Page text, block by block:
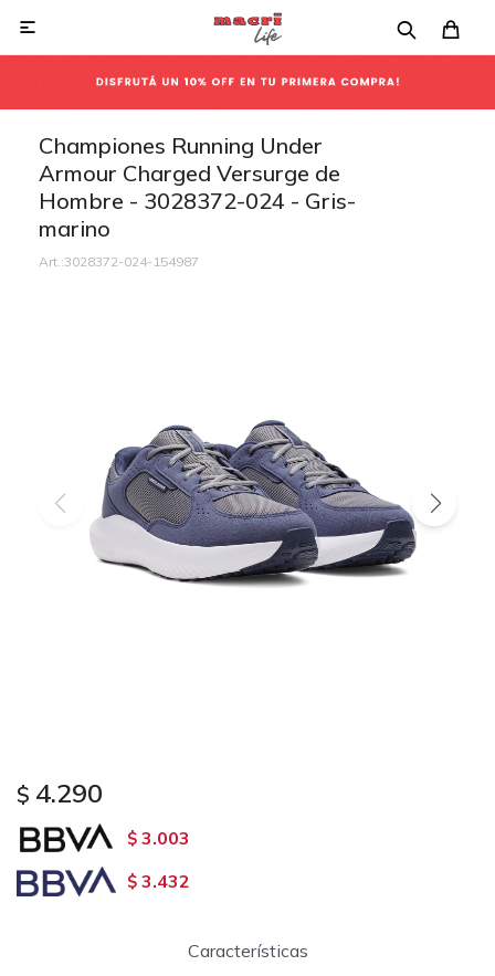

Championes Running Under
Armour Charged Versurge de
Hombre - 3028372-024 - Gris-
marino
3028372-024-154987
$ 4.290
$ 3.003
$ 3.432
Características